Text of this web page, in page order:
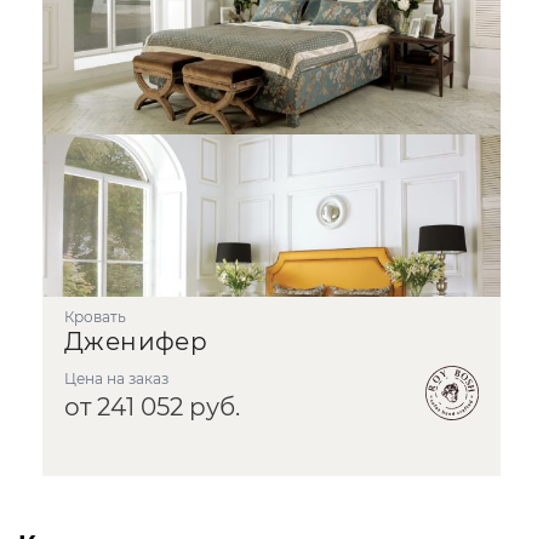
кровать
Дженифер
Цена на заказ
от 241 052 руб.